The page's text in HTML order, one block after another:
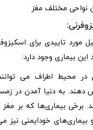
نواحی مختلف مغز
تاییدی برای
این بیماری وجود دارد:
در محیط اطراف می
دهند. به دنیا آمدن در
بیماری‌ها که بر مغز
خودایمنی نیز